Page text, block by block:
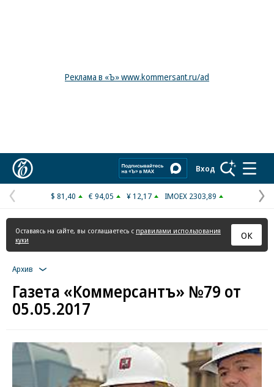
Реклама в «Ъ» www.kommersant.ru/ad
Вход
Предыдущая
страница
$ 81,40 € 94,05 ¥ 12,17 IMOEX 2303,89
Оставаясь на сайте, вы соглашаетесь с правилами использования
куки
ОК
Архив
Газета «Коммерсантъ» №79 от
05.05.2017